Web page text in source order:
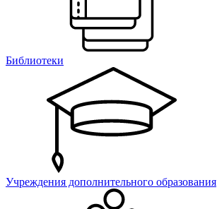
Библиотеки
Учреждения дополнительного образования